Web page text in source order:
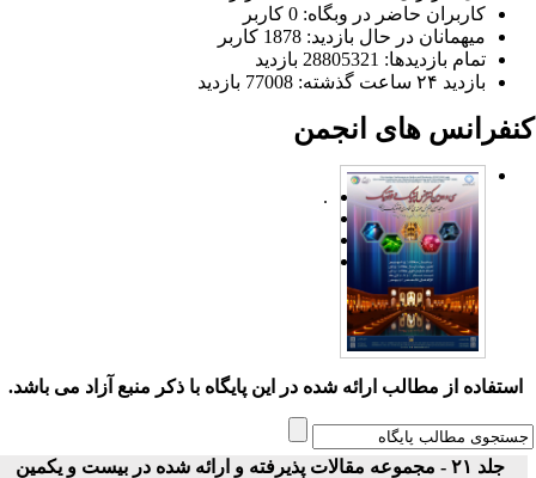
کاربران حاضر در وبگاه: 0 کاربر
میهمانان در حال بازدید: 1878 کاربر
تمام بازدید‌ها: 28805321 بازدید
بازدید ۲۴ ساعت گذشته: 77008 بازدید
های انجمن
.
استفاده از مطالب ارائه شده در این پایگاه با ذکر منبع آزاد می باشد.
جلد ۲۱ - مجموعه مقالات پذیرفته و ارائه شده در بیست و یکمین